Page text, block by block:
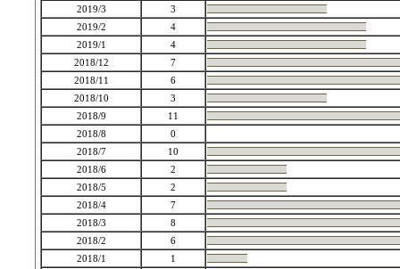
2019/3
3
2019/2
4
2019/1
4
2018/12
7
2018/11
6
2018/10
3
2018/9
11
2018/8
0
2018/7
10
2018/6
2
2018/5
2
2018/4
7
2018/3
8
2018/2
6
2018/1
1